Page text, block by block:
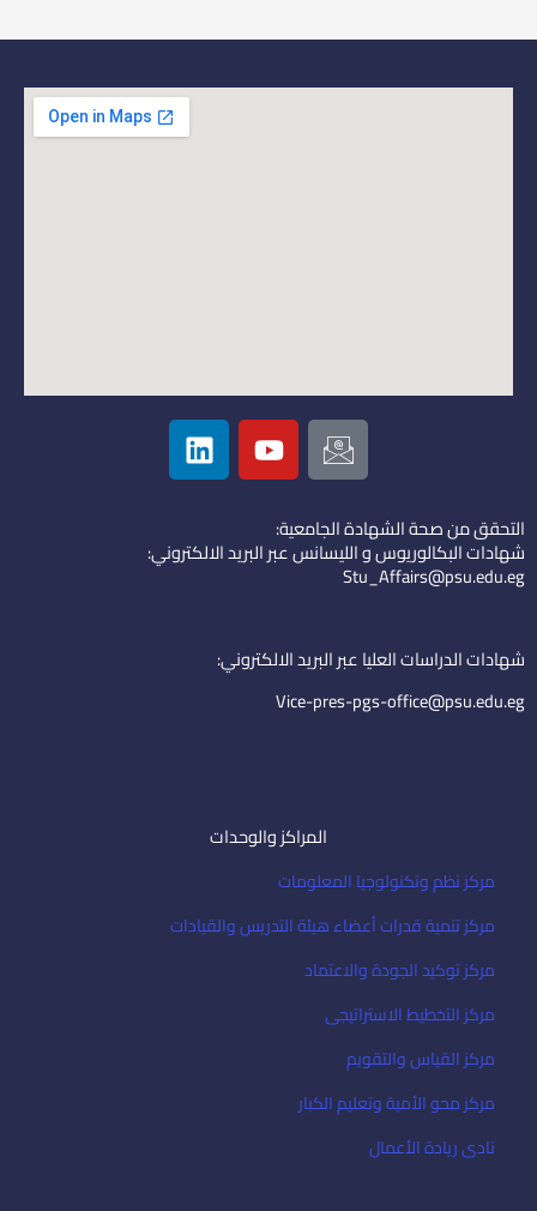
I
c
o
n
-
e
i
l
Y
o
u
u
b
L
i
n
e
d
التحقق من صحة الشهادة الجامعية:
شهادات البكالوريوس و الليسانس عبر البريد الالكتروني:
Stu_Affairs@psu.edu.eg
شهادات الدراسات العليا عبر البريد الالكتروني:
Vice-pres-pgs-office@psu.edu.eg
المراكز والوحدات
مركز نظم وتكنولوجيا المعلومات
مركز تنمية قدرات أعضاء هيئة التدريس والقيادات
مركز توكيد الجودة والاعتماد
مركز التخطيط الاستراتيجى
مركز القياس والتقويم
مركز محو الأمية وتعليم الكبار
نادى ريادة الأعمال